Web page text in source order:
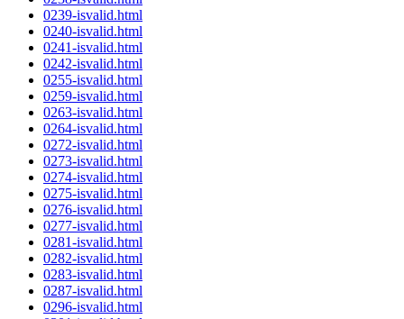
0239-isvalid.html
0240-isvalid.html
0241-isvalid.html
0242-isvalid.html
0255-isvalid.html
0259-isvalid.html
0263-isvalid.html
0264-isvalid.html
0272-isvalid.html
0273-isvalid.html
0274-isvalid.html
0275-isvalid.html
0276-isvalid.html
0277-isvalid.html
0281-isvalid.html
0282-isvalid.html
0283-isvalid.html
0287-isvalid.html
0296-isvalid.html